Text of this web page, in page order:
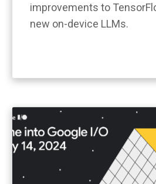
improvements to
new on-device LLMs.